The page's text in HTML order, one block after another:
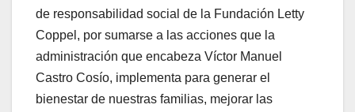
de responsabilidad social de la Fundación Letty
Coppel, por sumarse a las acciones que la
administración que encabeza Víctor Manuel
Castro Cosío, implementa para generar el
bienestar de nuestras familias, mejorar las